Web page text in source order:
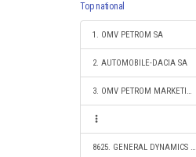
Top national
1. OMV PETROM SA
2. AUTOMOBILE-DACIA SA
3. OMV PETROM MARKETING SRL
8625. GENERAL DYNAMICS EUROPEAN LAND SYSTEMS ROMANIA SRL